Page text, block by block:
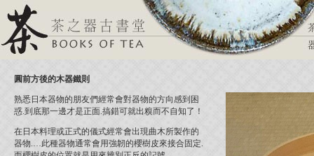
圓前方後的木器鐵則
熟悉日本器物的朋友們經常會對器物的方向感到困
惑.到底那一邊才是正面.搞錯可就出糗而不自知了！
在日本料理或正式的儀式經常會出現曲木所製作的
器物.…此種器物通常會用強韌的櫻樹皮來接合固定.